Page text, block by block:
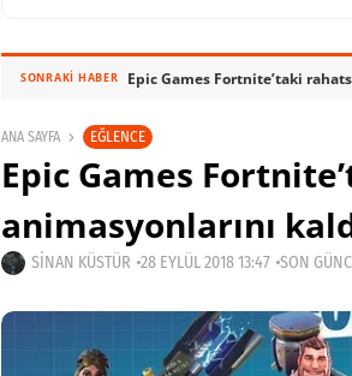
SONRAKI HABER Epic Games Fortnite’taki
ANA SAYFA EĞLENCE
Epic Games
animasyonlarını
SINAN KÜSTÜR 28 EYLÜL 2018 13:47 SON